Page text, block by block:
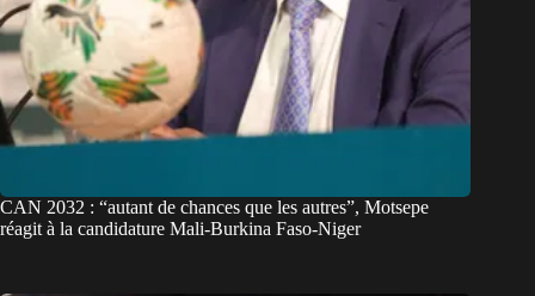
CAN 2032 : “autant de chances que les autres”, Motsepe
réagit à la candidature Mali-Burkina Faso-Niger